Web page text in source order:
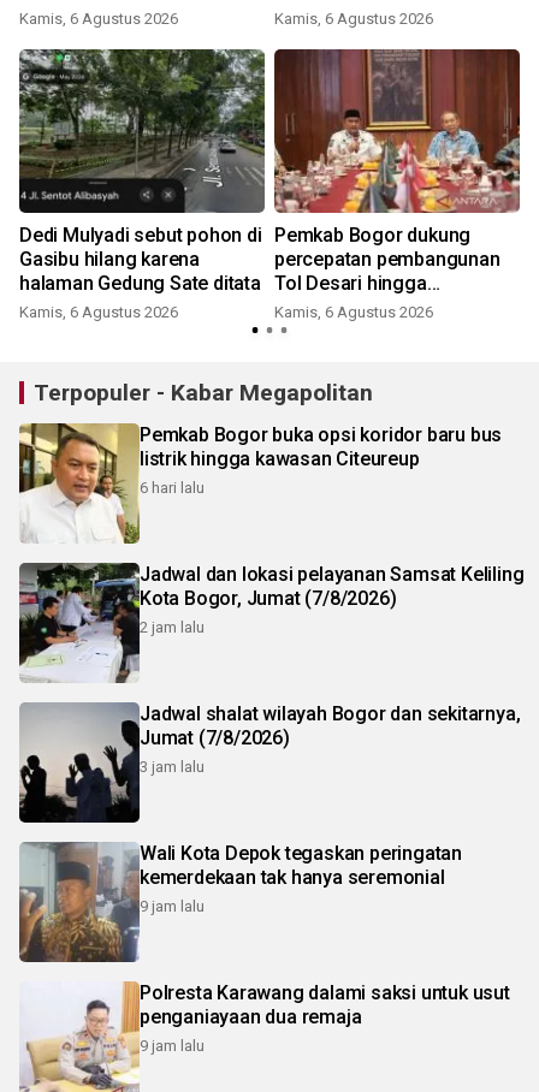
Kamis, 6 Agustus 2026 Kamis, 6 Agustus 2026
Dedi Mulyadi sebut pohon di
Gasibu hilang karena
halaman Gedung Sate ditata
Kamis, 6 Agustus 2026
Pemkab Bogor dukung
percepatan pembangunan
Tol Desari hingga
Salabenda
Kamis, 6 Agustus 2026
Terpopuler - Kabar Megapolitan
Pemkab Bogor buka opsi koridor baru bus
listrik hingga kawasan Citeureup
6 hari lalu
Jadwal dan lokasi pelayanan Samsat Keliling
Kota Bogor, Jumat (7/8/2026)
2 jam lalu
Jadwal shalat wilayah Bogor dan sekitarnya,
Jumat (7/8/2026)
3 jam lalu
Wali Kota Depok tegaskan peringatan
kemerdekaan tak hanya seremonial
9 jam lalu
Polresta Karawang dalami saksi untuk usut
penganiayaan dua remaja
9 jam lalu